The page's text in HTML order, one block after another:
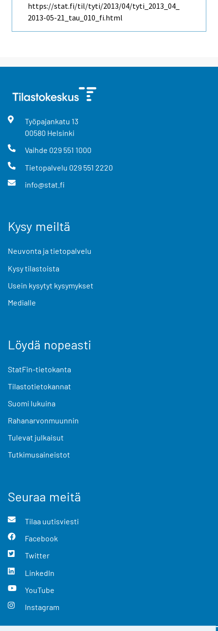
https://stat.fi/til/tyti/2013/04/tyti_2013_04_
2013-05-21_tau_010_fi.html
Työpajankatu 13
00580 Helsinki
Vaihde 029 551 1000
Tietopalvelu 029 551 2220
info@stat.fi
Kysy meiltä
Neuvonta ja tietopalvelu
Kysy tilastoista
Usein kysytyt kysymykset
Medialle
Löydä nopeasti
StatFin-tietokanta
Tilastotietokannat
Suomi lukuina
Rahanarvonmuunnin
Tulevat julkaisut
Tutkimusaineistot
Seuraa meitä
Tilaa uutisviesti
Facebook
Twitter
LinkedIn
YouTube
Instagram